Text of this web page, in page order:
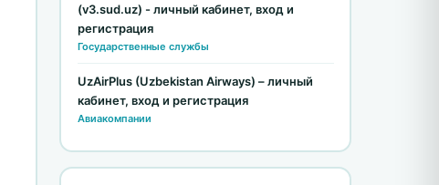
(v3.sud.uz) - личный кабинет, вход и
регистрация
Государственные службы
UzAirPlus (Uzbekistan Airways) – личный
кабинет, вход и регистрация
Авиакомпании